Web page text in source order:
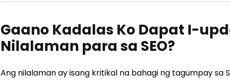
Gaano Kadalas Ko Dapat I-
Nilalaman para sa SEO?
Ang nilalaman ay isang kritikal na bahagi ng tagumpay sa